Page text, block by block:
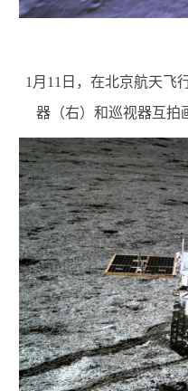
1月11日，在北京航天飞
器（右）和巡视器互拍